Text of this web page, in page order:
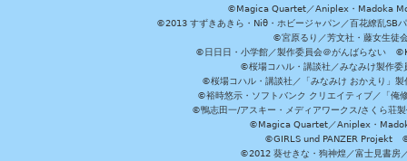
©Magica Quartet／Aniplex・Madoka
©2013 すずきあきら・Niθ・ホビージャパン／百花繚乱
©宮原るり／芳文社・藤女生徒
©日日日・小学館／製作委員会＠がんばらない
©桜場コハル・講談社／みなみけ製作
©桜場コハル・講談社／「みなみけ おかえり」
©裕時悠示・ソフトバンク クリエイティブ／「
©鴨志田一/アスキー・メディアワークス/さく
©Magica Quartet／Aniplex・
©GIRLS und PANZER Projekt ©
©2012 葵せきな・狗神煌／富士見書